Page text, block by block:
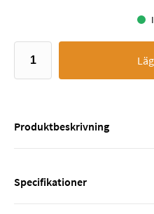
Produktbeskrivning
Specifikationer